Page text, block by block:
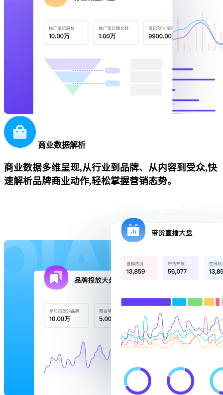
商业数据解析
商业数据多维呈现,从行业到品牌、从内容到受众,快
速解析品牌商业动作,轻松掌握营销态势。